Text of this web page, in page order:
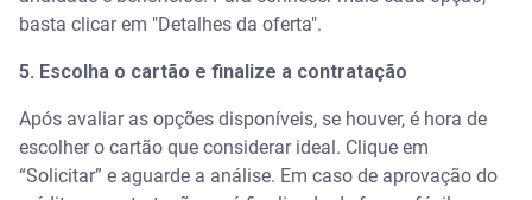
basta clicar em "Detalhes da oferta".
5. Escolha o cartão e finalize a contratação
Após avaliar as opções disponíveis, se houver, é hora de
escolher o cartão que considerar ideal. Clique em
“Solicitar” e aguarde a análise. Em caso de aprovação do